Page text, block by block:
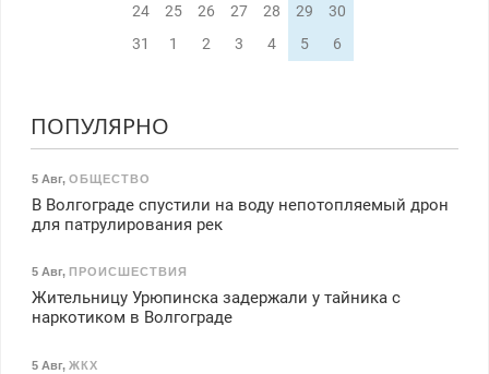
24
25 26 27 28 29
30
31
1 2 3 4 5 6
ПОПУЛЯРНО
5 Авг, ОБЩЕСТВО
В Волгограде спустили на воду непотопляемый дрон
для патрулирования рек
5 Авг, ПРОИСШЕСТВИЯ
Жительницу Урюпинска задержали у тайника с
наркотиком в Волгограде
5 Авг, ЖКХ